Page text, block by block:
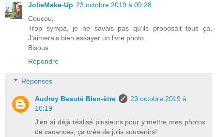
JolieMake-Up 23 octobre 2019 à 09:28
Coucou,
Trop sympa, je ne savais pas qu'ils proposait tous ça.
J'aimerais bien essayer un livre photo.
Bisous
Répondre
Réponses
Audrey Beauté Bien-être
23 octobre 2019 à
10:19
J'en ai déjà réalisé plusieurs pour y mettre mes photos
de vacances, ça crée de jolis souvenirs!